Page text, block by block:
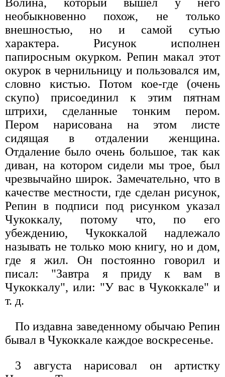
необыкновенно похож, не только
внешностью, но и самой сутью
характера. Рисунок исполнен
папиросным окурком. Репин макал этот
окурок в чернильницу и пользовался им,
словно кистью. Потом кое-где (очень
скупо) присоединил к этим пятнам
штрихи, сделанные тонким пером.
Пером нарисована на этом листе
сидящая в отдалении женщина.
Отдаление было очень большое, так как
диван, на котором сидели мы трое, был
чрезвычайно широк. Замечательно, что в
качестве местности, где сделан рисунок,
Репин в подписи под рисунком указал
Чукоккалу, потому что, по его
убеждению, Чукоккалой надлежало
называть не только мою книгу, но и дом,
где я жил. Он постоянно говорил и
писал: "Завтра я приду к вам в
Чукоккалу", или: "У вас в Чукоккале" и
т. д.
По издавна заведенному обычаю Репин
бывал в Чукоккале каждое воскресенье.
3 августа нарисовал он артистку